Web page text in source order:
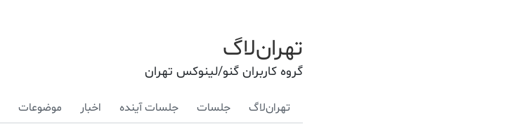
تهران‌لاگ
گروه کاربران گنو/لینوکس تهران
تهران‌لاگ جلسات جلسات آینده اخبار موضوعات